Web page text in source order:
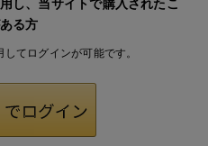
る方
てログインが可能です。